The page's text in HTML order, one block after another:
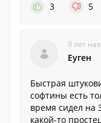
3
5
9 лет
Еуген
Быстрая
софтины есть
время сидел на
какой-то